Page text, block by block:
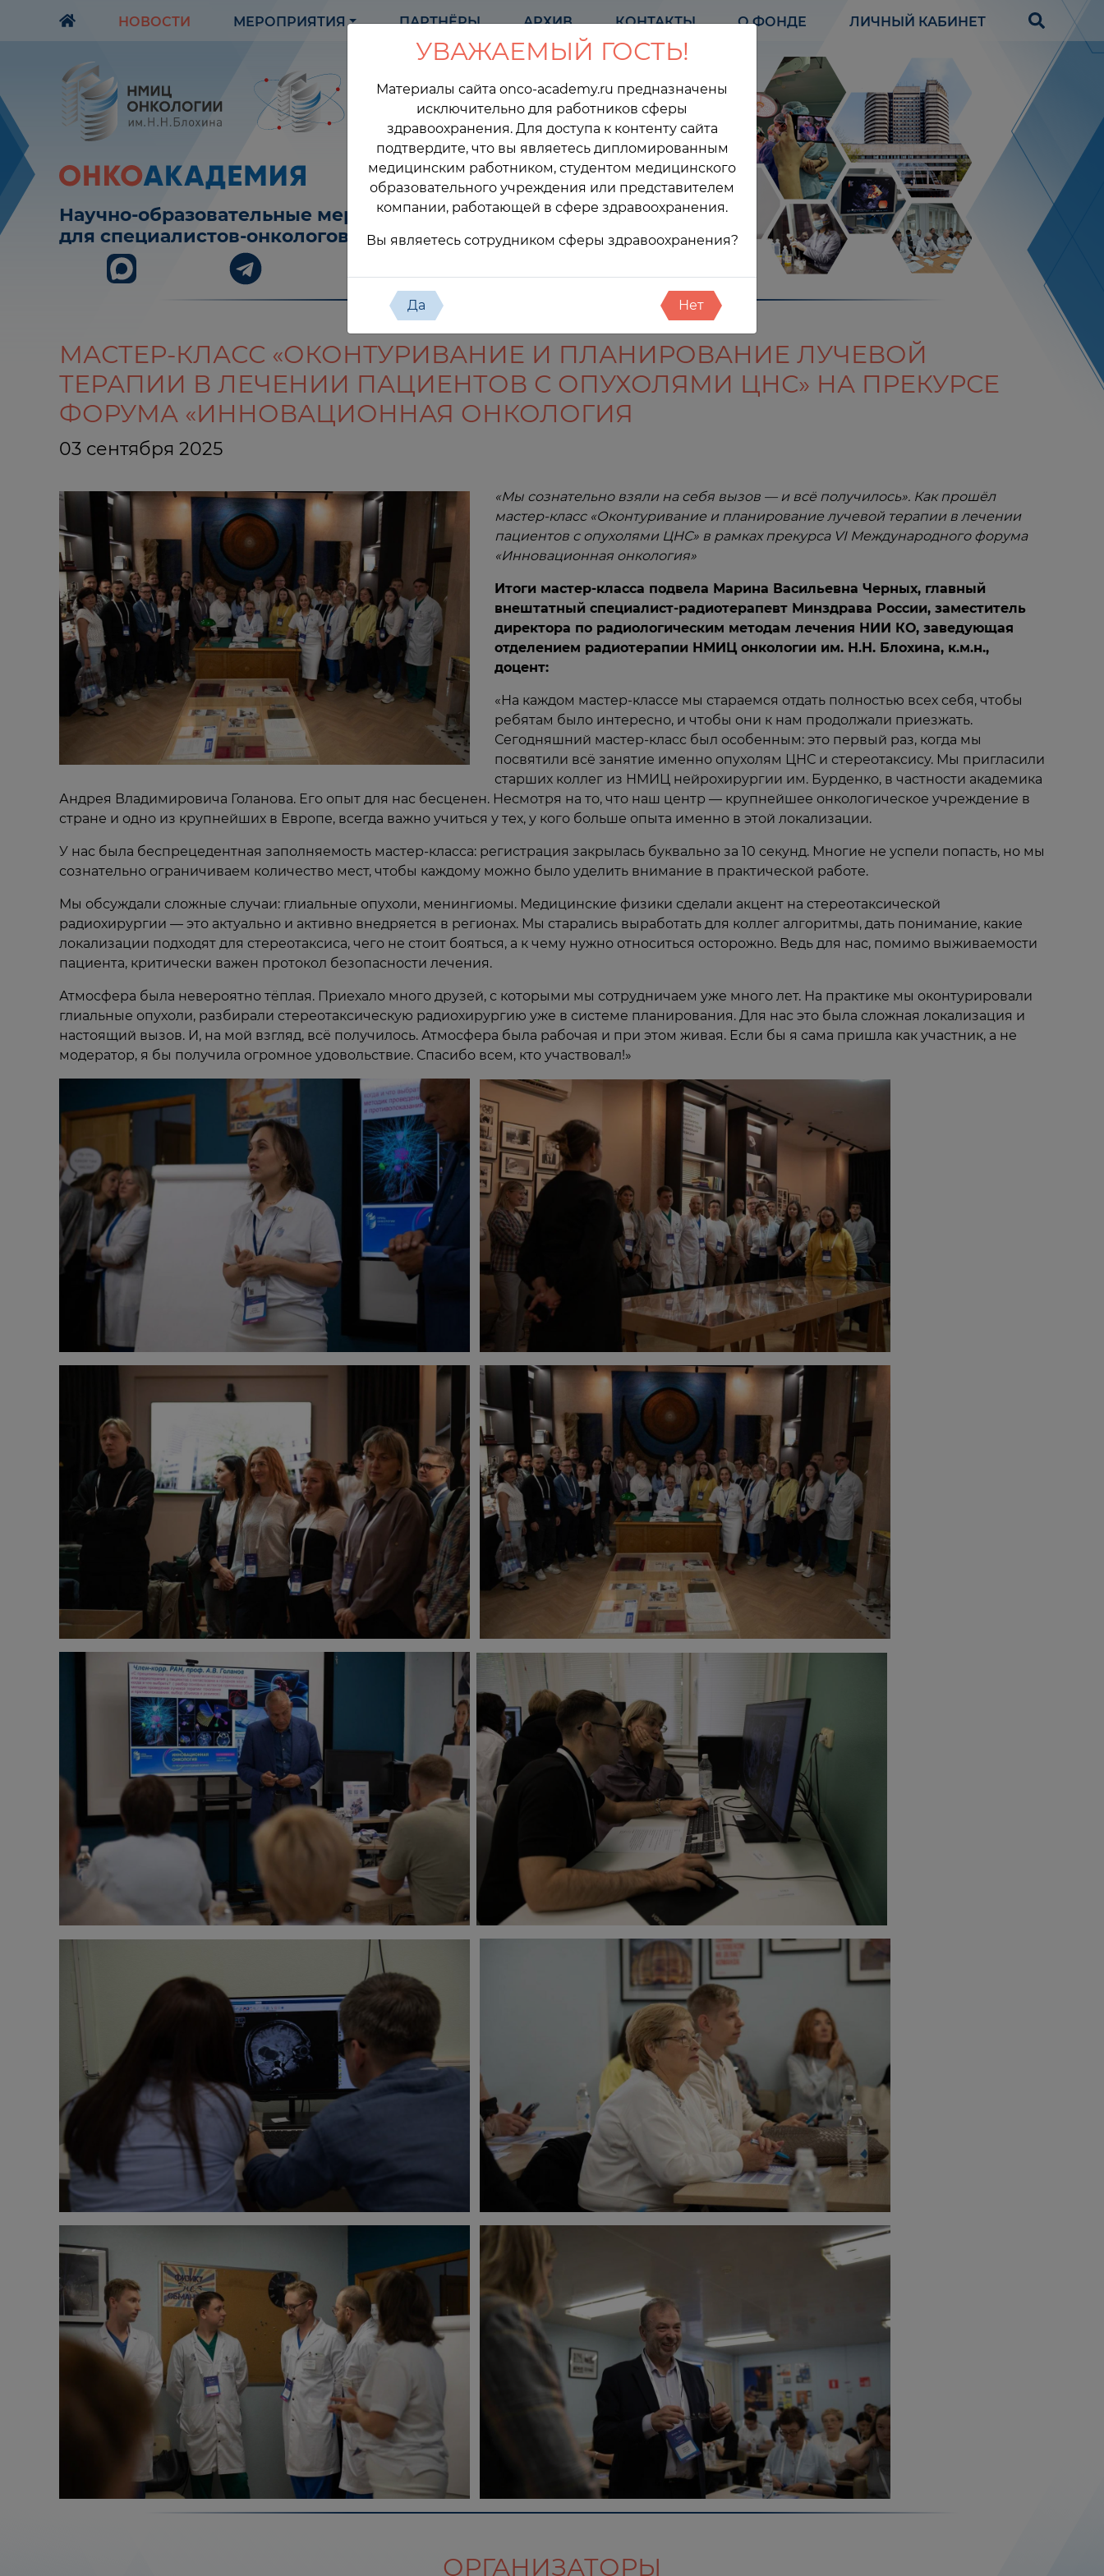
УВАЖАЕМЫЙ ГОСТЬ!
Материалы сайта onco-academy.ru предназначены
исключительно для работников сферы
здравоохранения. Для доступа к контенту сайта
подтвердите, что вы являетесь дипломированным
медицинским работником, студентом медицинского
образовательного учреждения или представителем
компании, работающей в сфере здравоохранения.
Вы являетесь сотрудником сферы здравоохранения?
Да Нет
НОВОСТИ МЕРОПРИЯТИЯ ПАРТНЁРЫ АРХИВ КОНТАКТЫ О ФОНДЕ ЛИЧНЫЙ КАБИНЕТ
Научно-образовательные мероприятия
для специалистов-онкологов
МАСТЕР-КЛАСС «ОКОНТУРИВАНИЕ И ПЛАНИРОВАНИЕ ЛУЧЕВОЙ
ТЕРАПИИ В ЛЕЧЕНИИ ПАЦИЕНТОВ С ОПУХОЛЯМИ ЦНС» НА ПРЕКУРСЕ
ФОРУМА «ИННОВАЦИОННАЯ ОНКОЛОГИЯ
03 сентября 2025
«Мы сознательно взяли на себя вызов — и всё получилось». Как прошёл
мастер-класс «Оконтуривание и планирование лучевой терапии в лечении
пациентов с опухолями ЦНС» в рамках прекурса VI Международного форума
«Инновационная онкология»
Итоги мастер-класса подвела Марина Васильевна Черных, главный
внештатный специалист-радиотерапевт Минздрава России, заместитель
директора по радиологическим методам лечения НИИ КО, заведующая
отделением радиотерапии НМИЦ онкологии им. Н.Н. Блохина, к.м.н.,
доцент:
«На каждом мастер-классе мы стараемся отдать полностью всех себя, чтобы
ребятам было интересно, и чтобы они к нам продолжали приезжать.
Сегодняшний мастер-класс был особенным: это первый раз, когда мы
посвятили всё занятие именно опухолям ЦНС и стереотаксису. Мы пригласили
старших коллег из НМИЦ нейрохирургии им. Бурденко, в частности академика
Андрея Владимировича Голанова. Его опыт для нас бесценен. Несмотря на то, что наш центр — крупнейшее онкологическое учреждение в
стране и одно из крупнейших в Европе, всегда важно учиться у тех, у кого больше опыта именно в этой локализации.
У нас была беспрецедентная заполняемость мастер-класса: регистрация закрылась буквально за 10 секунд. Многие не успели попасть, но мы
сознательно ограничиваем количество мест, чтобы каждому можно было уделить внимание в практической работе.
Мы обсуждали сложные случаи: глиальные опухоли, менингиомы. Медицинские физики сделали акцент на стереотаксической
радиохирургии — это актуально и активно внедряется в регионах. Мы старались выработать для коллег алгоритмы, дать понимание, какие
локализации подходят для стереотаксиса, чего не стоит бояться, а к чему нужно относиться осторожно. Ведь для нас, помимо выживаемости
пациента, критически важен протокол безопасности лечения.
Атмосфера была невероятно тёплая. Приехало много друзей, с которыми мы сотрудничаем уже много лет. На практике мы оконтурировали
глиальные опухоли, разбирали стереотаксическую радиохирургию уже в системе планирования. Для нас это была сложная локализация и
настоящий вызов. И, на мой взгляд, всё получилось. Атмосфера была рабочая и при этом живая. Если бы я сама пришла как участник, а не
модератор, я бы получила огромное удовольствие. Спасибо всем, кто участвовал!»
ОРГАНИЗАТОРЫ